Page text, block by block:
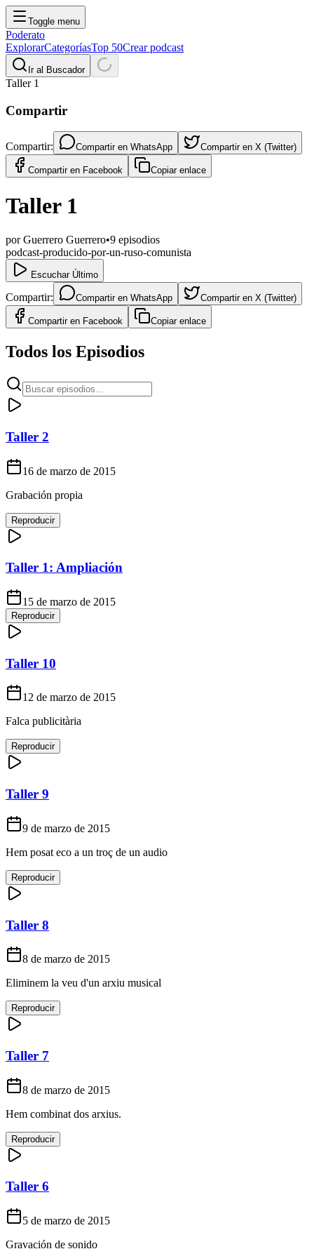
Toggle menu
Poderato
ExplorarCategoríasTop 50Crear podcast
Ir al Buscador
Taller 1
Compartir
Compartir: Compartir en WhatsApp Compartir en X (Twitter)
Compartir en Facebook Copiar enlace
Taller 1
porGuerrero Guerrero•9 episodios
podcast-producido-por-un-ruso-comunista
Escuchar Último
Compartir: Compartir en WhatsApp Compartir en X (Twitter)
Compartir en Facebook Copiar enlace
Todos los Episodios
Taller 2
16 de marzo de 2015
Grabación propia
Reproducir
Taller 1: Ampliación
15 de marzo de 2015
Reproducir
Taller 10
12 de marzo de 2015
Falca publicitària
Reproducir
Taller 9
9 de marzo de 2015
Hem posat eco a un troç de un audio
Reproducir
Taller 8
8 de marzo de 2015
Eliminem la veu d'un arxiu musical
Reproducir
Taller 7
8 de marzo de 2015
Hem combinat dos arxius.
Reproducir
Taller 6
5 de marzo de 2015
Gravación de sonido